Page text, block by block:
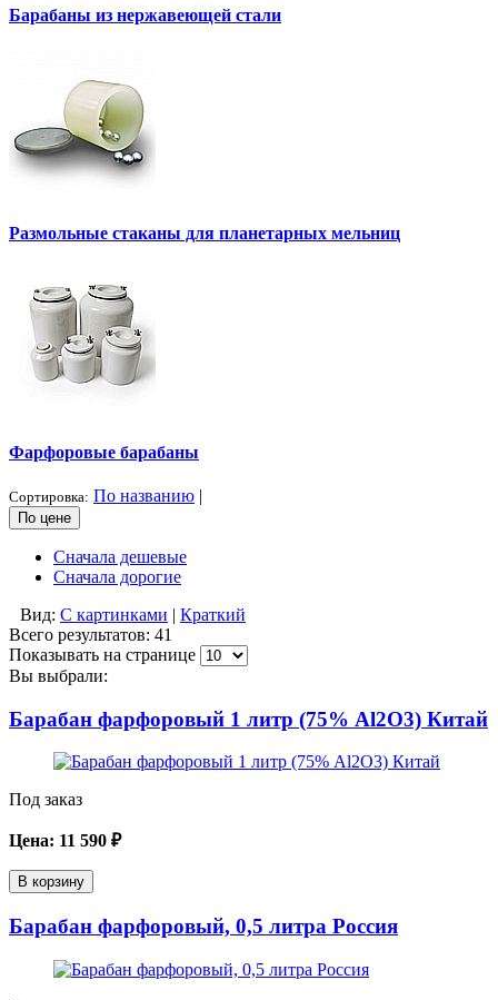
Барабаны из нержавеющей стали
Размольные стаканы для планетарных мельниц
Фарфоровые барабаны
Сортировка: По названию |
По цене
Сначала дешевые
Сначала дорогие
Вид: С картинками | Краткий
Всего результатов: 41
Показывать на странице
Вы выбрали:
Барабан фарфоровый 1 литр (75% Al2O3) Китай
Под заказ
Цена: 11 590 ₽
В корзину
Барабан фарфоровый, 0,5 литра Россия